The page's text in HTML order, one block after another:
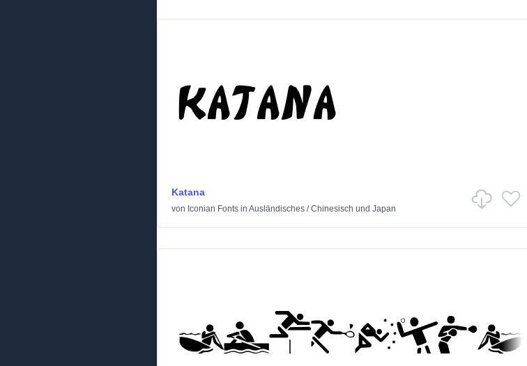
Katana
von Iconian Fonts in Ausländisches /Chinesisch und Japan